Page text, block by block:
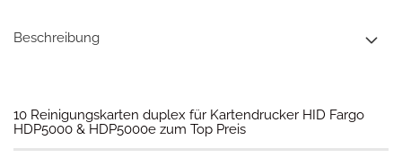
Beschreibung
10 Reinigungskarten duplex für Kartendrucker HID Fargo
HDP5000 & HDP5000e zum Top Preis